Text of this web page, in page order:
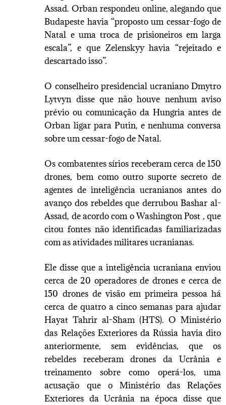
Assad. Orban respondeu online, alegando que
Budapeste havia “proposto um cessar-fogo de
Natal e uma troca de prisioneiros em larga
escala”, e que Zelenskyy havia “rejeitado e
descartado isso”.
O conselheiro presidencial ucraniano Dmytro
Lytvyn disse que não houve nenhum aviso
prévio ou comunicação da Hungria antes de
Orban ligar para Putin, e nenhuma conversa
sobre um cessar-fogo de Natal.
Os combatentes sírios receberam cerca de 150
drones, bem como outro suporte secreto de
agentes de inteligência ucranianos antes do
avanço dos rebeldes que derrubou Bashar al-
Assad, de acordo com o Washington Post , que
citou fontes não identificadas familiarizadas
com as atividades militares ucranianas.
Ele disse que a inteligência ucraniana enviou
cerca de 20 operadores de drones e cerca de
150 drones de visão em primeira pessoa há
cerca de quatro a cinco semanas para ajudar
Hayat Tahrir al-Sham (HTS). O Ministério
das Relações Exteriores da Rússia havia dito
anteriormente, sem evidências, que os
rebeldes receberam drones da Ucrânia e
treinamento sobre como operá-los, uma
acusação que o Ministério das Relações
Exteriores da Ucrânia na época disse que